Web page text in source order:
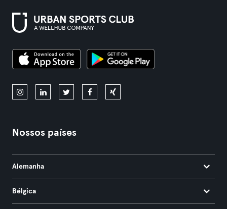
Nossos países
Alemanha
Bélgica